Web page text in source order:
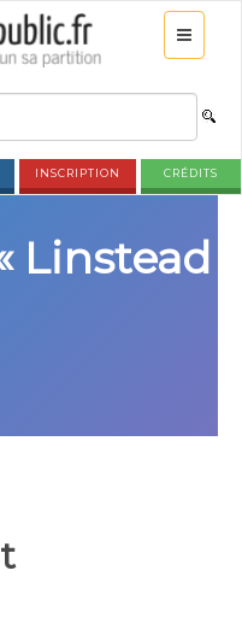
INSCRIPTION CRÉDITS
Linstead